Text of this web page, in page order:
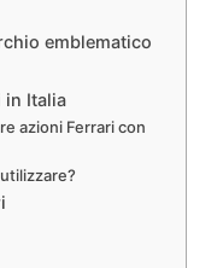
emblematico
in Italia
azioni Ferrari con